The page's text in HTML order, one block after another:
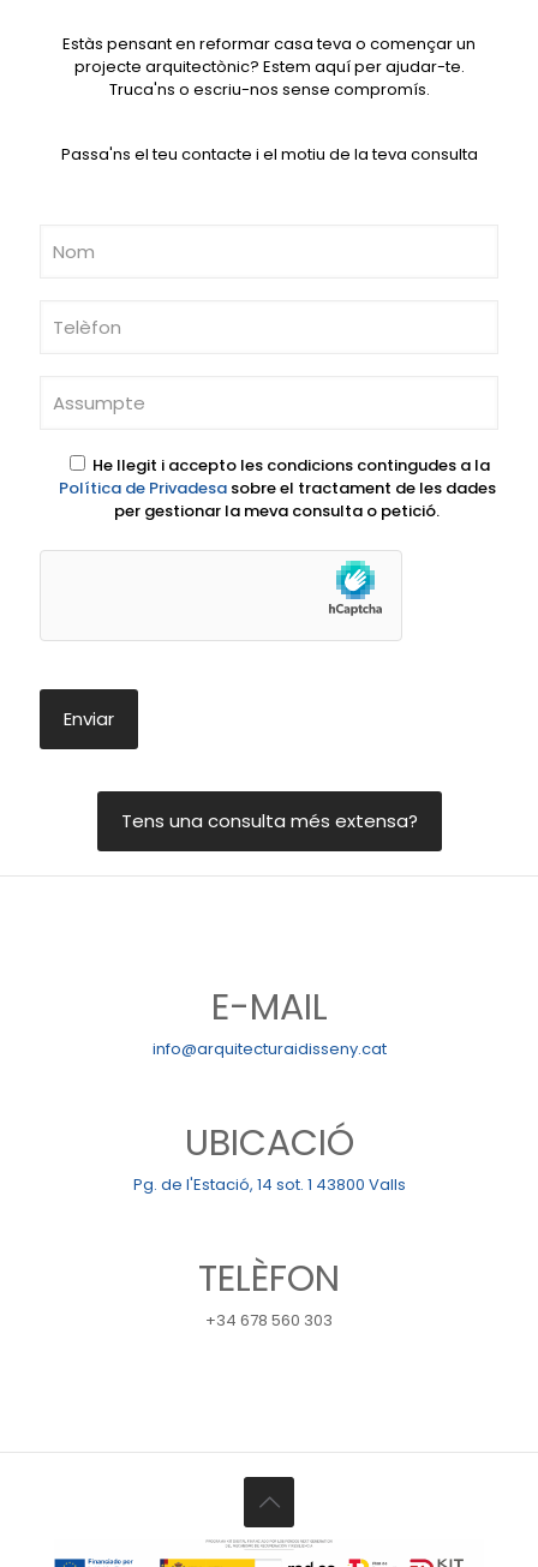
Estàs pensant en reformar casa teva o començar un
projecte arquitectònic? Estem aquí per ajudar-te.
Truca'ns o escriu-nos sense compromís.
Passa'ns el teu contacte i el motiu de la teva consulta
He llegit i accepto les condicions contingudes a la
Política de Privadesasobre el tractament de les dades
per gestionar la meva consulta o petició.
Tens una consulta més extensa?
E-MAIL
info@arquitecturaidisseny.cat
UBICACIÓ
Pg. de l'Estació, 14 sot. 1 43800 Valls
TELÈFON
+34 678 560 303